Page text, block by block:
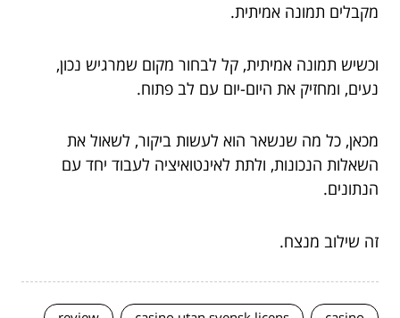
מקבלים תמונה אמיתית.
וכשיש תמונה אמיתית, קל לבחור מקום שמרגיש נכון,
נעים, ומחזיק את היום-יום עם לב פתוח.
מכאן, כל מה שנשאר הוא לעשות ביקור, לשאול את
השאלות הנכונות, ולתת לאינטואיציה לעבוד יחד עם
הנתונים.
זה שילוב מנצח.